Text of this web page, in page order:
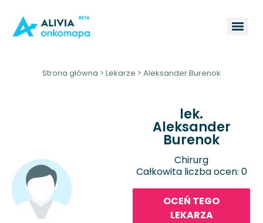
Strona główna > Lekarze > Aleksander Burenok
lek.
Aleksander
Burenok
Chirurg
Całkowita liczba ocen: 0
OCEŃ TEGO
LEKARZA